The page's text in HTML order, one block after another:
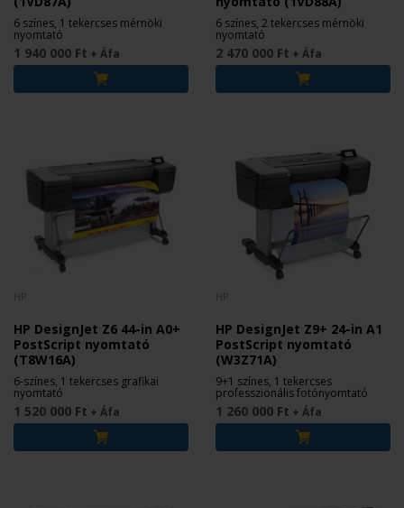
6 színes, 1 tekercses mérnöki
nyomtató
1 940 000 Ft + Áfa
6 színes, 2 tekercses mérnöki
nyomtató
2 470 000 Ft + Áfa
HP DesignJet Z6 44-in A0+
PostScript nyomtató
(T8W16A)
6-színes, 1 tekercses grafikai
nyomtató
1 520 000 Ft + Áfa
HP DesignJet Z9+ 24-in A1
PostScript nyomtató
(W3Z71A)
9+1 színes, 1 tekercses
professzionális fotónyomtató
1 260 000 Ft + Áfa